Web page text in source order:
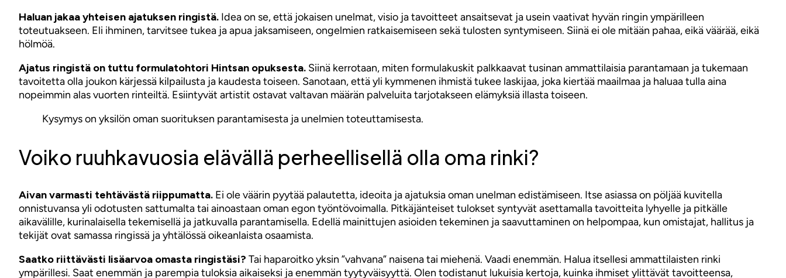
Haluan jakaa yhteisen ajatuksen ringistä. Idea on se, että jokaisen unelmat, visio ja tavoitteet ansaitsevat ja usein vaativat hyvän ringin ympärilleen
toteutuakseen. Eli ihminen, tarvitsee tukea ja apua jaksamiseen, ongelmien ratkaisemiseen sekä tulosten syntymiseen. Siinä ei ole mitään pahaa, eikä väärää, eikä
hölmöä.
Ajatus ringistä on tuttu formulatohtori Hintsan opuksesta. Siinä kerrotaan, miten formulakuskit palkkaavat tusinan ammattilaisia parantamaan ja tukemaan
tavoitetta olla joukon kärjessä kilpailusta ja kaudesta toiseen. Sanotaan, että yli kymmenen ihmistä tukee laskijaa, joka kiertää maailmaa ja haluaa tulla aina
nopeimmin alas vuorten rinteiltä. Esiintyvät artistit ostavat valtavan määrän palveluita tarjotakseen elämyksiä illasta toiseen.
Kysymys on yksilön oman suorituksen parantamisesta ja unelmien toteuttamisesta.
Voiko ruuhkavuosia elävällä perheellisellä olla oma rinki?
Aivan varmasti tehtävästä riippumatta. Ei ole väärin pyytää palautetta, ideoita ja ajatuksia oman unelman edistämiseen. Itse asiassa on pöljää kuvitella
onnistuvansa yli odotusten sattumalta tai ainoastaan oman egon työntövoimalla. Pitkäjänteiset tulokset syntyvät asettamalla tavoitteita lyhyelle ja pitkälle
aikavälille, kurinalaisella tekemisellä ja jatkuvalla parantamisella. Edellä mainittujen asioiden tekeminen ja saavuttaminen on helpompaa, kun omistajat, hallitus ja
tekijät ovat samassa ringissä ja yhtälössä oikeanlaista osaamista.
Saatko riittävästi lisäarvoa omasta ringistäsi? Tai haparoitko yksin ”vahvana” naisena tai miehenä. Vaadi enemmän. Halua itsellesi ammattilaisten rinki
ympärillesi. Saat enemmän ja parempia tuloksia aikaiseksi ja enemmän tyytyväisyyttä. Olen todistanut lukuisia kertoja, kuinka ihmiset ylittävät tavoitteensa,